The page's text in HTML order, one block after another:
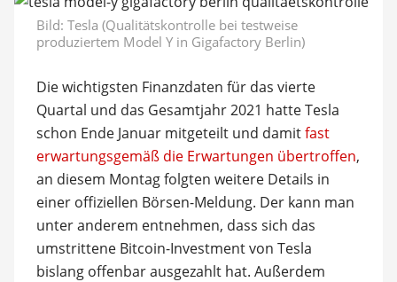
Bild: Tesla (Qualitätskontrolle bei testweise
produziertem Model Y in Gigafactory Berlin)
Die wichtigsten Finanzdaten für das vierte
Quartal und das Gesamtjahr 2021 hatte Tesla
schon Ende Januar mitgeteilt und damitfast
erwartungsgemäß die Erwartungen übertroffen,
an diesem Montag folgten weitere Details in
einer offiziellen Börsen-Meldung. Der kann man
unter anderem entnehmen, dass sich das
umstrittene Bitcoin-Investment von Tesla
bislang offenbar ausgezahlt hat. Außerdem